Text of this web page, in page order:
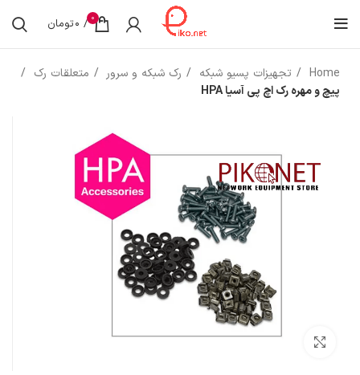
0
/
0تومان
Home تجهیزات پسیو شبکه رک شبکه و سرور
متعلقات رک
پیچ و مهره رک اچ پی آسیا HPA
بزرگنمایی تصویر